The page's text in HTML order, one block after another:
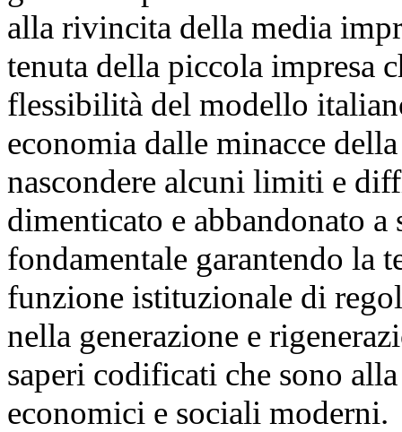
alla rivincita della media
tenuta della piccola impresa
flessibilità del modello
economia dalle minacce
nascondere alcuni limiti e
dimenticato e abbandonato
fondamentale garantendo la
funzione istituzionale di
nella generazione e
saperi codificati che sono
economici e sociali moderni.